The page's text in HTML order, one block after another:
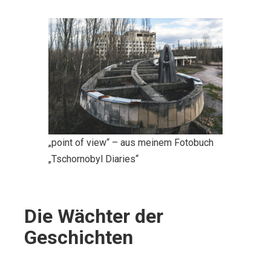
„point of view“ – aus meinem Fotobuch
„Tschornobyl Diaries“
Die Wächter der
Geschichten